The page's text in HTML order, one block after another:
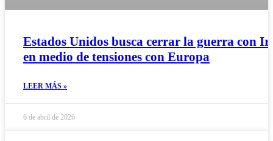
Estados Unidos busca cerrar la guerra con
en medio de tensiones con Europa
LEER MÁS »
6 de abril de 2026